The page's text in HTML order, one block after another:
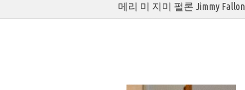
메리 미 지미 펄론 Jimmy Fallon